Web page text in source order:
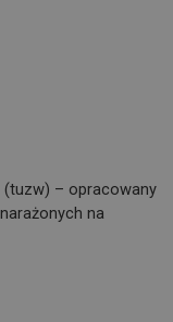
(tuzw) – opracowany
na